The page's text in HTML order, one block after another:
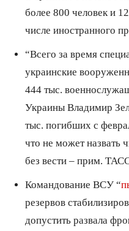
более 800 человек и
числе иностранного
“Всего за время
украинские
444 тыс.
Украины Владимир
тыс. погибших с
что не может назвать
без вести – прим.
Командование ВСУ “
резервов
допустить развала